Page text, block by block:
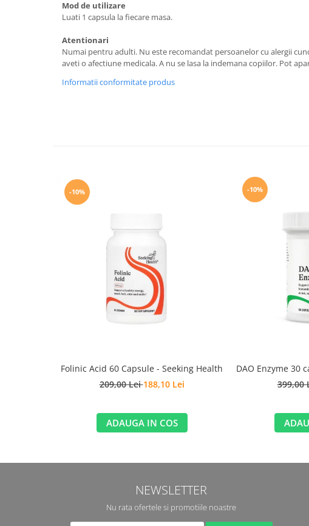
Mod de utilizare
Luati 1 capsula la fiecare masa.
Atentionari
Numai pentru adulti. Nu este recomandat persoanelor cu alergii
aveti o afectiune medicala. A nu se lasa la indemana copiilor. Pot
Informatii conformitate produs
-10%
Folinic Acid 60 Capsule - Seeking Health
209,00 Lei188,10 Lei
ADAUGA IN COS
-10%
DAO Enzyme 30
399,00
NEWSLETTER
Nu rata ofertele si promotiile noastre